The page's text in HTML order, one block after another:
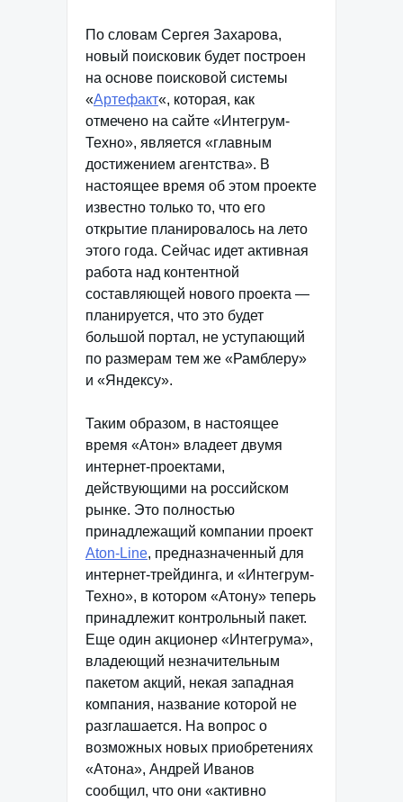
По словам Сергея Захарова,
новый поисковик будет построен
на основе поисковой системы
«Артефакт«, которая, как
отмечено на сайте «Интегрум-
Техно», является «главным
достижением агентства». В
настоящее время об этом проекте
известно только то, что его
открытие планировалось на лето
этого года. Сейчас идет активная
работа над контентной
составляющей нового проекта —
планируется, что это будет
большой портал, не уступающий
по размерам тем же «Рамблеру»
и «Яндексу».
Таким образом, в настоящее
время «Атон» владеет двумя
интернет-проектами,
действующими на российском
рынке. Это полностью
принадлежащий компании проект
Aton-Line, предназначенный для
интернет-трейдинга, и «Интегрум-
Техно», в котором «Атону» теперь
принадлежит контрольный пакет.
Еще один акционер «Интегрума»,
владеющий незначительным
пакетом акций, некая западная
компания, название которой не
разглашается. На вопрос о
возможных новых приобретениях
«Атона», Андрей Иванов
сообщил, что они «активно